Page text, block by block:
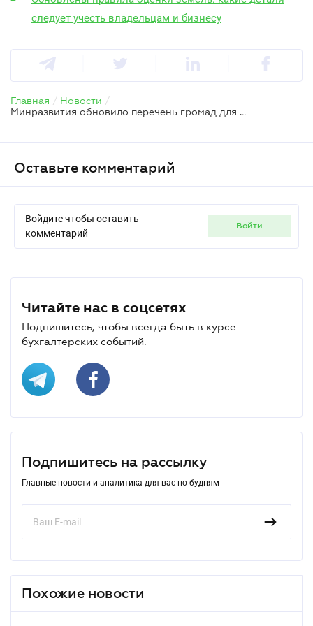
следует учесть владельцам и бизнесу
Главная / Новости /
Минразвития обновило перечень громад для налоговых и трудовых льгот
Оставьте комментарий
Войдите чтобы оставить
комментарий
войти
Читайте нас в соцсетях
Подпишитесь, чтобы всегда быть в курсе
бухгалтерских событий.
Подпишитесь на рассылку
Главные новости и аналитика для вас по будням
Похожие новости